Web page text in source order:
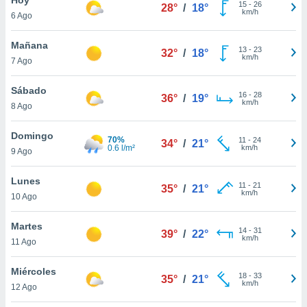
en
más
nuestra
de
cookies
aceptar
6 Ago
28° / 18° 15- 26
km/h
Mañana
7 Ago
32° / 18° 13- 23
km/h
Sábado
8 Ago
36° / 19° 16- 28
km/h
Domingo
9 Ago
70%
0.6 l/m²
34° / 21° 11 - 24
km/h
Lunes
10 Ago
35° / 21° 11 - 21
km/h
Martes
11 Ago
39° / 22° 14- 31
km/h
Miércoles
12 Ago
35° / 21° 18- 33
km/h